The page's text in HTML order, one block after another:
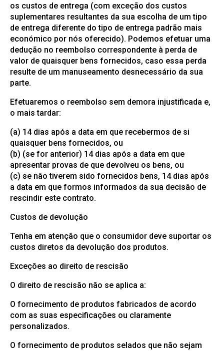
os custos de entrega (com exceção dos custos
suplementares resultantes da sua escolha de um tipo
de entrega diferente do tipo de entrega padrão mais
económico por nós oferecido). Podemos efetuar uma
dedução no reembolso correspondente à perda de
valor de quaisquer bens fornecidos, caso essa perda
resulte de um manuseamento desnecessário da sua
parte.
Efetuaremos o reembolso sem demora injustificada e,
o mais tardar:
(a) 14 dias após a data em que recebermos de si
quaisquer bens fornecidos, ou
(b) (se for anterior) 14 dias após a data em que
apresentar provas de que devolveu os bens, ou
(c) se não tiverem sido fornecidos bens, 14 dias após
a data em que formos informados da sua decisão de
rescindir este contrato.
Custos de devolução
Tenha em atenção que o consumidor deve suportar os
custos diretos da devolução dos produtos.
Exceções ao direito de rescisão
O direito de rescisão não se aplica a:
O fornecimento de produtos fabricados de acordo
com as suas especificações ou claramente
personalizados.
O fornecimento de produtos selados que não sejam